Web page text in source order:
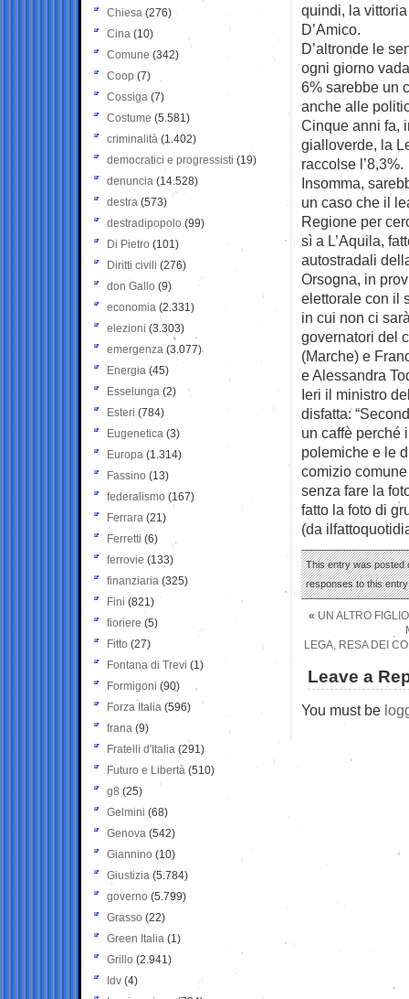
quindi, la
D’Amico.
D’altronde le
ogni giorno
6% sarebbe un
anche alle
Cinque anni fa,
gialloverde, la
raccolse l’8,3%.
Insomma,
un caso che il
Regione per
sì a L’Aquila,
autostradali
Orsogna, in
elettorale con il
in cui non ci
governatori del
(Marche) e
e Alessandra
Ieri il ministro
disfatta:
un caffè perché
polemiche e le
comizio
senza fare la
fatto la foto di
(da
This entry was posted
responses to this
« UN ALTRO
LEGA, RESA DEI
Leave a
You must be
Chiesa (276)
Cina (10)
Comune (342)
Coop (7)
Cossiga (7)
Costume (5.581)
criminalità (1.402)
democratici e progressisti (19)
denuncia (14.528)
destra (573)
destradipopolo (99)
Di Pietro (101)
Diritti civili (276)
don Gallo (9)
economia (2.331)
elezioni (3.303)
emergenza (3.077)
Energia (45)
Esselunga (2)
Esteri (784)
Eugenetica (3)
Europa (1.314)
Fassino (13)
federalismo (167)
Ferrara (21)
Ferretti (6)
ferrovie (133)
finanziaria (325)
Fini (821)
fioriere (5)
Fitto (27)
Fontana di Trevi (1)
Formigoni (90)
Forza Italia (596)
frana (9)
Fratelli d'Italia (291)
Futuro e Libertà (510)
g8 (25)
Gelmini (68)
Genova (542)
Giannino (10)
Giustizia (5.784)
governo (5.799)
Grasso (22)
Green Italia (1)
Grillo (2.941)
Idv (4)